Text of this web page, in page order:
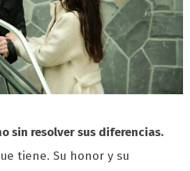
sin resolver sus diferencias.
tiene. Su honor y su